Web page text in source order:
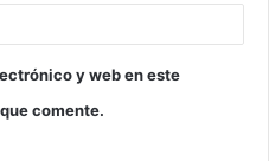
y web en este
comente.